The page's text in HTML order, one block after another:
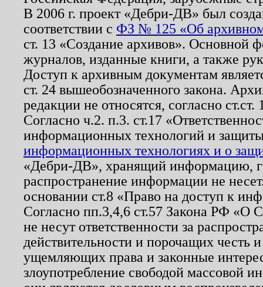
В 2006 г. проект «Дебри-ДВ» был
соответствии с ФЗ № 125 «Об
ст. 13 «Создание архивов». Основной
журналов, изданные книги, а также
Доступ к архивным документам
ст. 24 вышеобозначенного закона.
редакции не относятся, согласно
Согласно ч.2. п.3. ст.17
информационных технологий и
информационных технологиях и о
«Дебри-ДВ», хранящий информацию,
распространение информации не
основании ст.8 «Право на доступ к
Согласно пп.3,4,6 ст.57 Закона РФ «О
не несут ответственности за
действительности и порочащих честь
ущемляющих права и законные
злоупотребление свободой массовой